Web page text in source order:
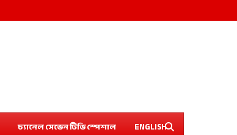
চ্যানেল সেভেন টিভি স্পেশাল ENGLISH